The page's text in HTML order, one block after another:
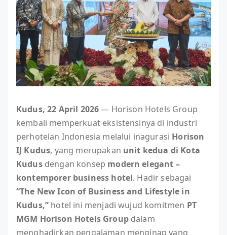
Kudus, 22 April 2026— Horison Hotels Group
kembali memperkuat eksistensinya di industri
perhotelan Indonesia melalui inagurasi Horison
IJ Kudus, yang merupakan unit kedua di Kota
Kudusdengan konsep modern elegant –
kontemporer business hotel. Hadir sebagai
“The New Icon of Business and Lifestyle in
Kudus,” hotel ini menjadi wujud komitmen PT
MGM Horison Hotels Groupdalam
menghadirkan pengalaman menginap yang